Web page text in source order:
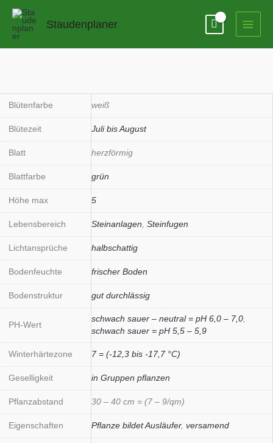
Zum
springen
Staudenplaner
Blütenfarbe weiß
Blütezeit Juli bis August
Blatt herzförmig
Blattfarbe grün
Höhe max 5
Lebensbereich Steinanlagen Steinfugen
Lichtansprüche halbschattig
Bodenfeuchte frischer Boden
Bodenstruktur gut durchlässig
PH-Wert
schwach sauer – neutral = pH 6,0 – 7,0
schwach sauer = pH 5,5 – 5,9
Winterhärtezone 7 = (-12,3 bis -17,7 °C)
Geselligkeit in Gruppen pflanzen
Pflanzabstand 30 – 40 cm = (7 – 9/qm)
Eigenschaften Pflanze bildet Ausläufer, versamend